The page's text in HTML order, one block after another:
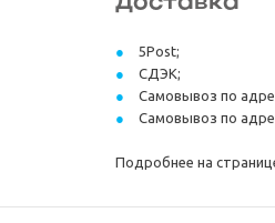
5Post;
СДЭК;
Самовывоз по
Самовывоз по
Подробнее на